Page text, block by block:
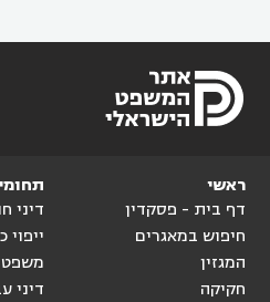
ראשי
דף בית - פסקדין
חיפוש במאגרים
המגזין
חקיקה
דיני
דיני